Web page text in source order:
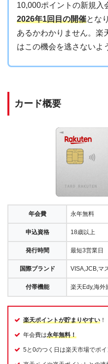
10,000ポイントの新規入
2026年1回目の開催とな
あるかわかりません。楽
はこの機会を逃さないよ
カード概要
年会費 永年無料
申込資格 18歳以上
発行時間 最短3営業日
国際ブランド VISA,JCB,マ
付帯機能 楽天Edy,海外
楽天ポイントが貯まりやすい ！
年会費は永年無料！
5と0のつく日は楽天市場でポイ